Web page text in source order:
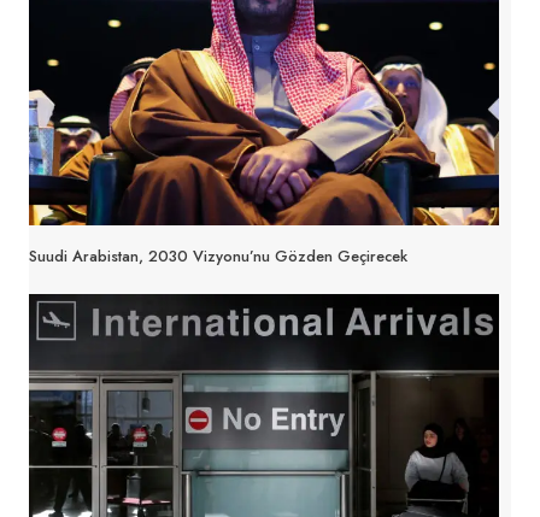
Suudi Arabistan, 2030 Vizyonu’nu Gözden Geçirecek